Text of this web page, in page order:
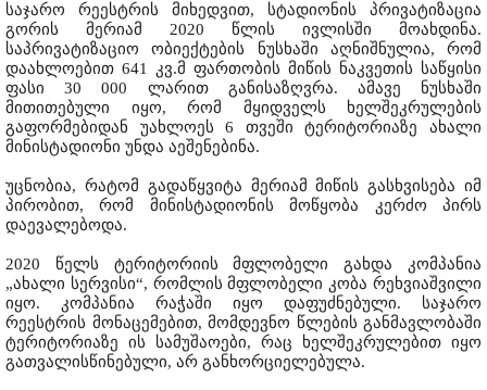
საჯარო რეესტრის მიხედვით, სტადიონის პრივატიზაცია
გორის მერიამ 2020 წლის ივლისში მოახდინა.
საპრივატიზაციო ობიექტების ნუსხაში აღნიშნულია, რომ
დაახლოებით 641 კვ.მ ფართობის მიწის ნაკვეთის საწყისი
ფასი 30 000 ლარით განისაზღვრა. ამავე ნუსხაში
მითითებული იყო, რომ მყიდველს ხელშეკრულების
გაფორმებიდან უახლოეს 6 თვეში ტერიტორიაზე ახალი
მინისტადიონი უნდა აეშენებინა.
უცნობია, რატომ გადაწყვიტა მერიამ მიწის გასხვისება იმ
პირობით, რომ მინისტადიონის მოწყობა კერძო პირს
დაევალებოდა.
2020 წელს ტერიტორიის მფლობელი გახდა კომპანია
„ახალი სერვისი“, რომლის მფლობელი კობა რეხვიაშვილი
იყო. კომპანია რაჭაში იყო დაფუძნებული. საჯარო
რეესტრის მონაცემებით, მომდევნო წლების განმავლობაში
ტერიტორიაზე ის სამუშაოები, რაც ხელშეკრულებით იყო
გათვალისწინებული, არ განხორციელებულა.